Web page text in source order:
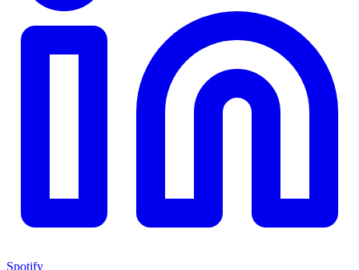
Spotify